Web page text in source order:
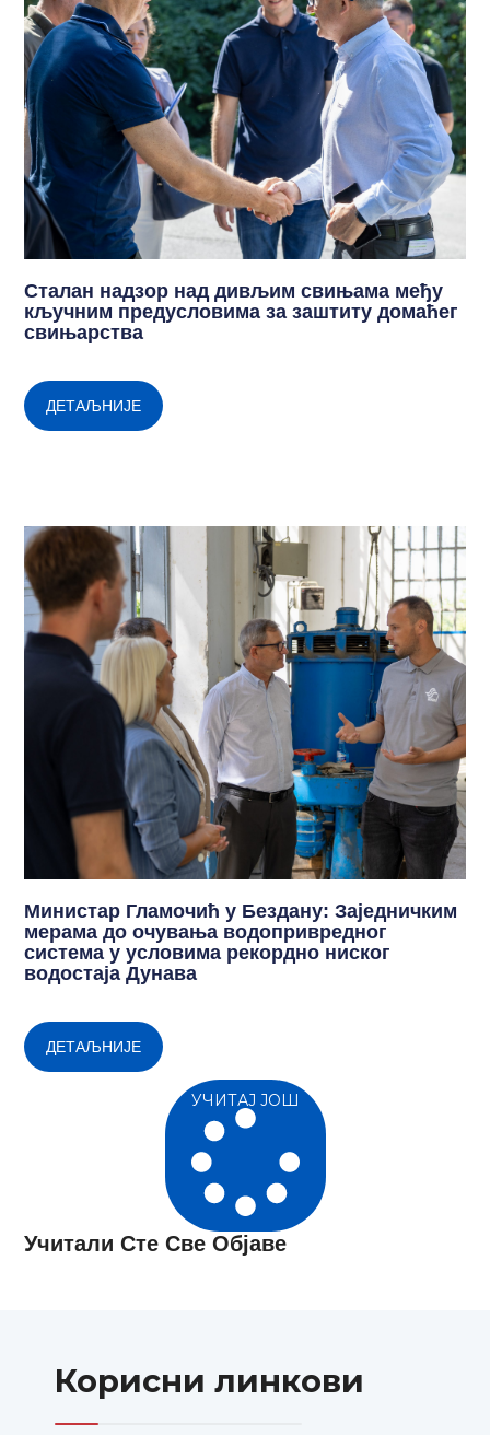
Сталан надзор над дивљим свињама међу
кључним предусловима за заштиту домаћег
свињарства
ДЕТАЉНИЈЕ
Министар Гламочић у Бездану: Заједничким
мерама до очувања водопривредног
система у условима рекордно ниског
водостаја Дунава
ДЕТАЉНИЈЕ
УЧИТАЈ ЈОШ
Учитали Сте Све Објаве
Корисни линкови